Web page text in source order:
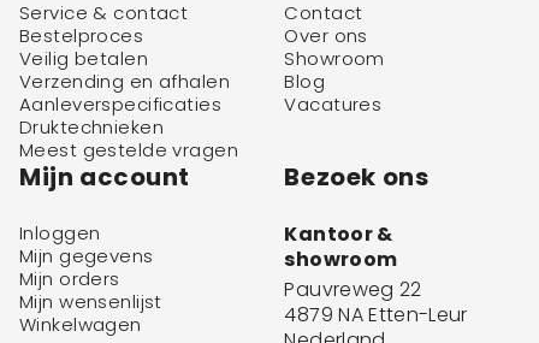
Service & contact
Bestelproces
Veilig betalen
Verzending en afhalen
Aanleverspecificaties
Druktechnieken
Meest gestelde vragen
Contact
Over ons
Showroom
Blog
Vacatures
Mijn account
Inloggen
Mijn gegevens
Mijn orders
Mijn wensenlijst
Winkelwagen
Bezoek ons
Kantoor &
showroom
Pauvreweg 22
4879 NA Etten-Leur